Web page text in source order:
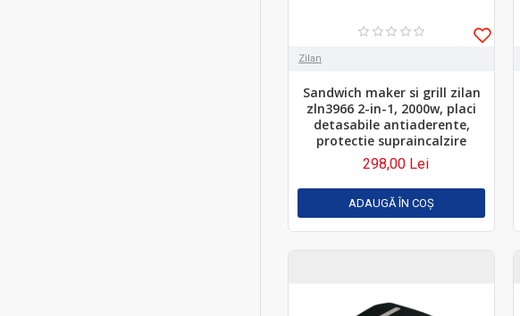
Zilan
Sandwich maker si grill zilan
zln3966 2-in-1, 2000w, placi
detasabile antiaderente,
protectie supraincalzire
298,00 Lei
ADAUGĂ ÎN COŞ